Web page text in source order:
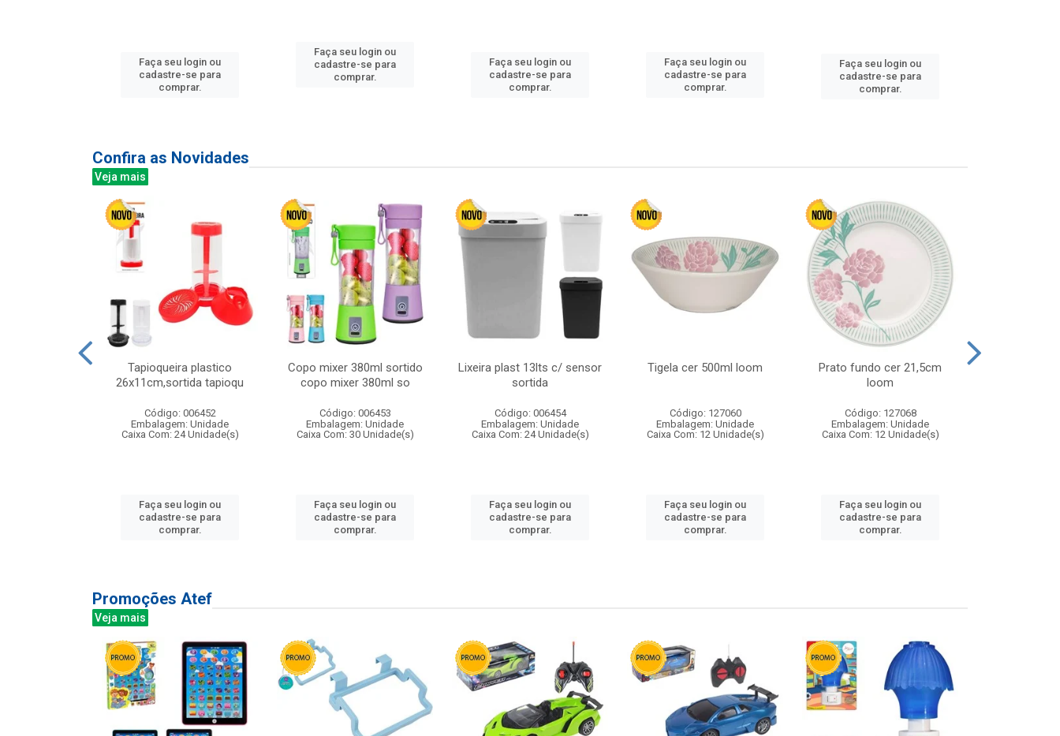
Faça seu login ou
cadastre-se para
comprar.
Faça seu login ou
cadastre-se para
comprar.
Faça seu login ou
cadastre-se para
comprar.
Faça seu login ou
cadastre-se para
comprar.
Faça seu login ou
cadastre-se para
comprar.
Confira as Novidades
Veja mais
Tapioqueira plastico
26x11cm,sortida tapioqu
Código: 006452
Embalagem: Unidade
Caixa Com: 24 Unidade(s)
Faça seu login ou
cadastre-se para
comprar.
Copo mixer 380ml sortido
copo mixer 380ml so
Código: 006453
Embalagem: Unidade
Caixa Com: 30 Unidade(s)
Faça seu login ou
cadastre-se para
comprar.
Lixeira plast 13lts c/ sensor
sortida
Código: 006454
Embalagem: Unidade
Caixa Com: 24 Unidade(s)
Faça seu login ou
cadastre-se para
comprar.
Tigela cer 500ml loom
Código: 127060
Embalagem: Unidade
Caixa Com: 12 Unidade(s)
Faça seu login ou
cadastre-se para
comprar.
Prato fundo cer 21,5cm
loom
Código: 127068
Embalagem: Unidade
Caixa Com: 12 Unidade(s)
Faça seu login ou
cadastre-se para
comprar.
Promoções Atef
Veja mais